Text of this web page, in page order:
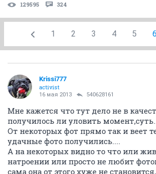
129595 324
1 2 3 4 5 6
Krissi777
activist
16 мая 2013 540628161
Мне кажется что тут дело не в
получилось ли уловить
От некоторых фот прямо так и веет
удачные фото получились....
А на некоторых видно то что или
натроении или просто не любит
сама она от этого хуже не